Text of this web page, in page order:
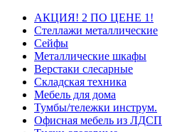
АКЦИЯ! 2 ПО ЦЕНЕ 1!
Стеллажи металлические
Сейфы
Металлические шкафы
Верстаки слесарные
Складская техника
Мебель для дома
Тумбы/тележки инструм.
Офисная мебель из ЛДСП